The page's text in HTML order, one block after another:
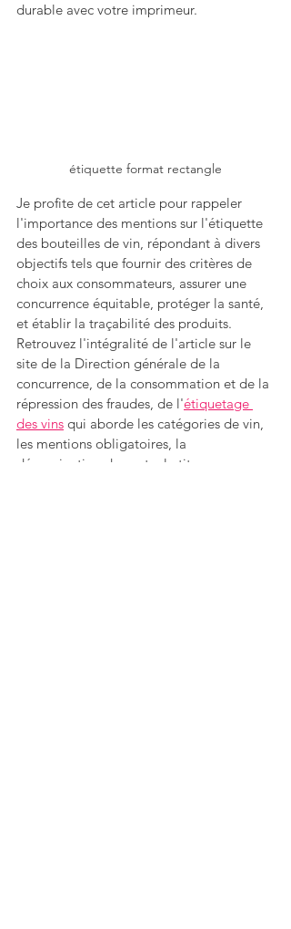
durable avec votre imprimeur.
étiquette format rectangle
Je profite de cet article pour rappeler
l'importance des mentions sur l'étiquette
des bouteilles de vin, répondant à divers
objectifs tels que fournir des critères de
choix aux consommateurs, assurer une
concurrence équitable, protéger la santé,
et établir la traçabilité des produits.
Retrouvez l'intégralité de l'article sur le
site de la Direction générale de la
concurrence, de la consommation et de la
répression des fraudes, de l'étiquetage
des vins qui aborde les catégories de vin,
les mentions obligatoires, la
dénomination de vente, le titre